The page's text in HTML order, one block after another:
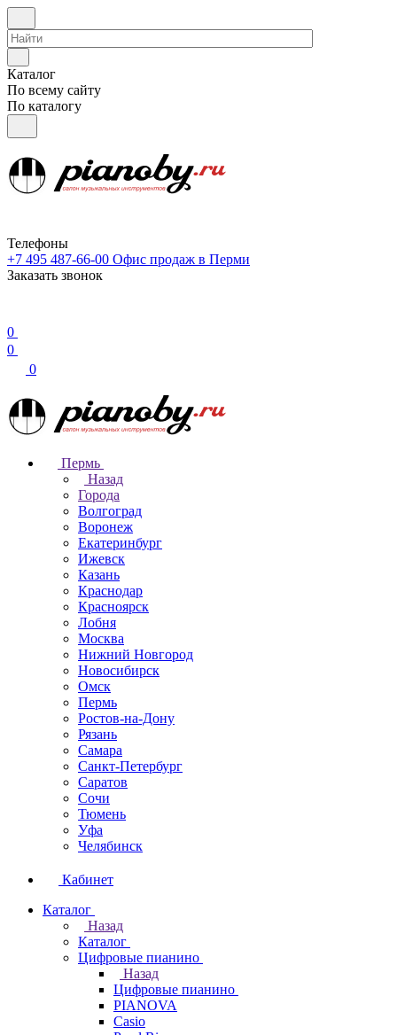
Каталог
По всему сайту
По каталогу
Телефоны
+7 495 487-66-00 Офис продаж в Перми
Заказать звонок
0
0
0
Пермь
Назад
Города
Волгоград
Воронеж
Екатеринбург
Ижевск
Казань
Краснодар
Красноярск
Лобня
Москва
Нижний Новгород
Новосибирск
Омск
Пермь
Ростов-на-Дону
Рязань
Самара
Санкт-Петербург
Саратов
Сочи
Тюмень
Уфа
Челябинск
Кабинет
Каталог
Назад
Каталог
Цифровые пианино
Назад
Цифровые пианино
PIANOVA
Casio